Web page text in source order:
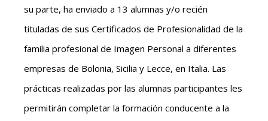
su parte, ha enviado a 13 alumnas y/o recién
tituladas de sus Certificados de Profesionalidad de la
familia profesional de Imagen Personal a diferentes
empresas de Bolonia, Sicilia y Lecce, en Italia. Las
prácticas realizadas por las alumnas participantes les
permitirán completar la formación conducente a la